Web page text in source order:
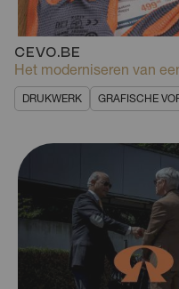
CEVO.BE
Het moderniseren van
DRUKWERK GRAFISCHE